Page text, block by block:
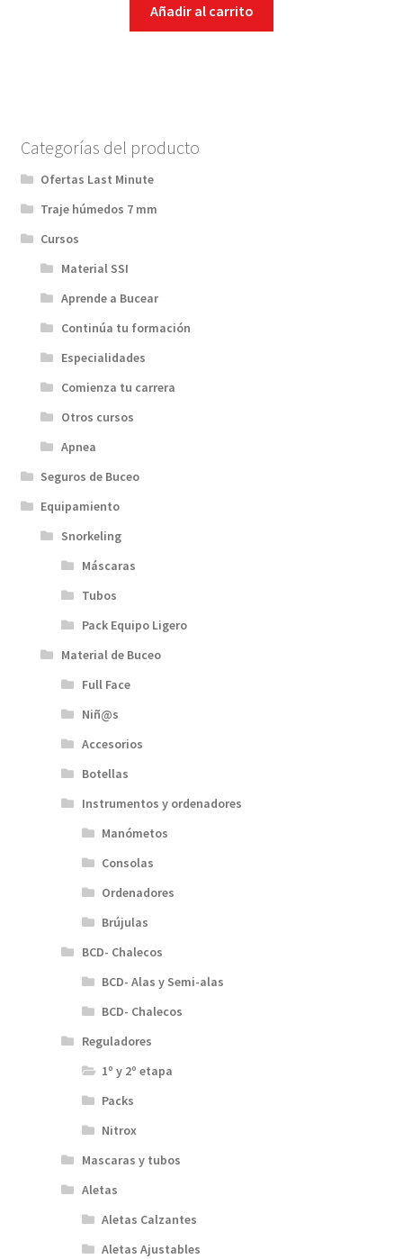
Añadir al carrito
Categorías del producto
Ofertas Last Minute
Traje húmedos 7 mm
Cursos
Material SSI
Aprende a Bucear
Continúa tu formación
Especialidades
Comienza tu carrera
Otros cursos
Apnea
Seguros de Buceo
Equipamiento
Snorkeling
Máscaras
Tubos
Pack Equipo Ligero
Material de Buceo
Full Face
Niñ@s
Accesorios
Botellas
Instrumentos y ordenadores
Manómetos
Consolas
Ordenadores
Brújulas
BCD- Chalecos
BCD- Alas y Semi-alas
BCD- Chalecos
Reguladores
1º y 2º etapa
Packs
Nitrox
Mascaras y tubos
Aletas
Aletas Calzantes
Aletas Ajustables